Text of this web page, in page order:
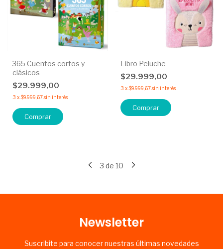
365 Cuentos cortos y
clásicos
$29.999,00
3 x$9.999,67sin interés
Comprar
Libro Peluche
$29.999,00
3 x$9.999,67sin interés
Comprar
3 de 10
Newsletter
Suscribite para conocer nuestras últimas novedades